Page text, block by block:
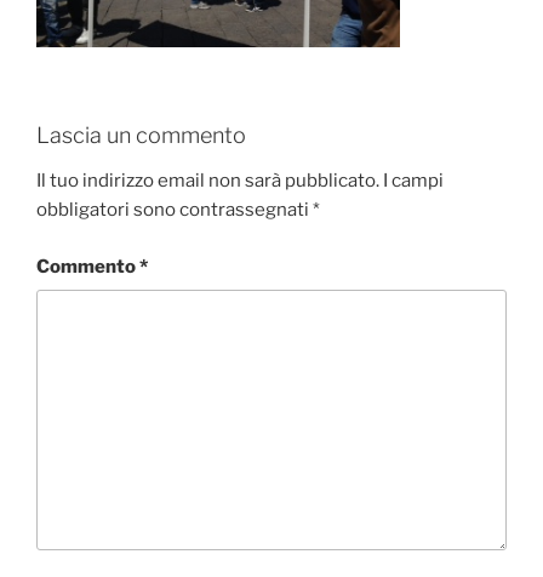
Lascia un commento
Il tuo indirizzo email non sarà pubblicato. I campi
obbligatori sono contrassegnati *
Commento*